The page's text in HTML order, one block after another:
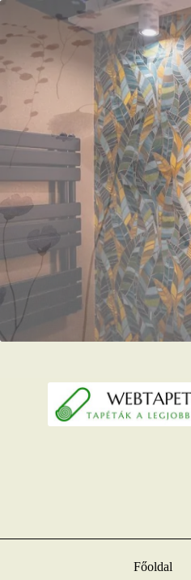
Ugrás
a
navigációhoz
Kilépés
a
tartalomba
Főoldal